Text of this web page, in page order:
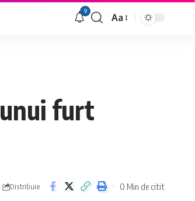
9
Font
Aa
furt
Distribuie 0 Min de citit